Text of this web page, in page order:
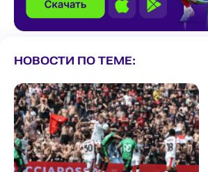
НОВОСТИ ПО ТЕМЕ: